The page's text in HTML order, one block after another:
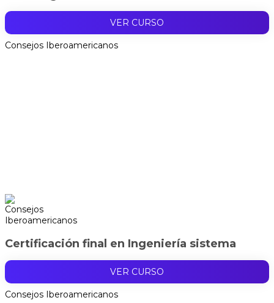
VER CURSO
Consejos Iberoamericanos
Certificación final en Ingeniería sistema
VER CURSO
Consejos Iberoamericanos